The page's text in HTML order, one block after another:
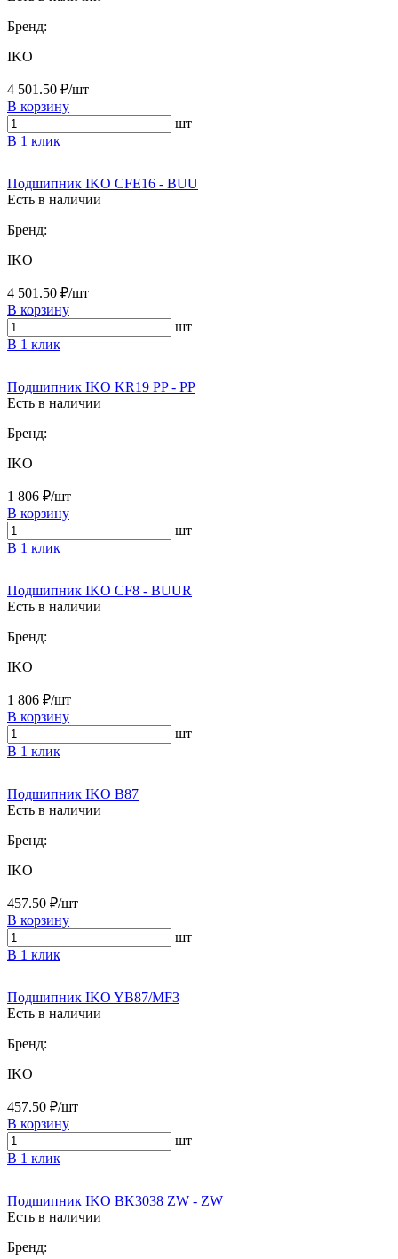
Бренд:
IKO
4 501.50 ₽/шт
В корзину
шт
В 1 клик
Подшипник IKO CFE16 - BUU
Есть в наличии
Бренд:
IKO
4 501.50 ₽/шт
В корзину
шт
В 1 клик
Подшипник IKO KR19 PP - PP
Есть в наличии
Бренд:
IKO
1 806 ₽/шт
В корзину
шт
В 1 клик
Подшипник IKO CF8 - BUUR
Есть в наличии
Бренд:
IKO
1 806 ₽/шт
В корзину
шт
В 1 клик
Подшипник IKO B87
Есть в наличии
Бренд:
IKO
457.50 ₽/шт
В корзину
шт
В 1 клик
Подшипник IKO YB87/MF3
Есть в наличии
Бренд:
IKO
457.50 ₽/шт
В корзину
шт
В 1 клик
Подшипник IKO BK3038 ZW - ZW
Есть в наличии
Бренд: